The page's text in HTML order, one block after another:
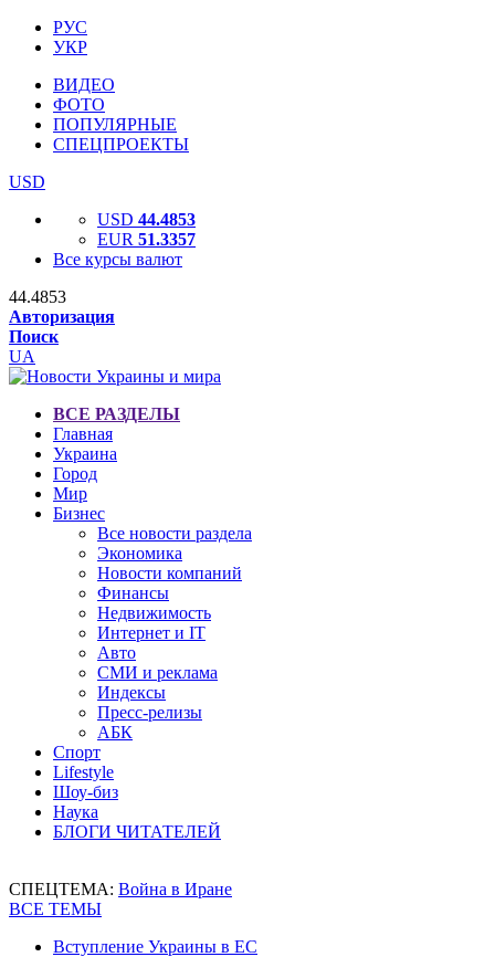
РУС
УКР
ВИДЕО
ФОТО
ПОПУЛЯРНЫЕ
СПЕЦПРОЕКТЫ
USD
USD 44.4853
EUR 51.3357
Все курсы валют
44.4853
Авторизация
Поиск
UA
ВСЕ РАЗДЕЛЫ
Главная
Украина
Город
Мир
Бизнес
Все новости раздела
Экономика
Новости компаний
Финансы
Недвижимость
Интернет и IT
Авто
СМИ и реклама
Индексы
Пресс-релизы
АБК
Спорт
Lifestyle
Шоу-биз
Наука
БЛОГИ ЧИТАТЕЛЕЙ
СПЕЦТЕМА: Война в Иране
ВСЕ ТЕМЫ
Вступление Украины в ЕС